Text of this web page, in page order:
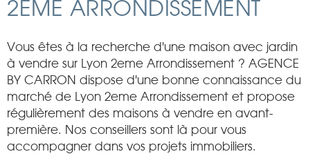
2EME ARRONDISSEMENT
Vous êtes à la recherche d'une maison avec jardin
à vendre sur Lyon 2eme Arrondissement ? AGENCE
BY CARRON dispose d'une bonne connaissance du
marché de Lyon 2eme Arrondissement et propose
régulièrement des maisons à vendre en avant-
première. Nos conseillers sont là pour vous
accompagner dans vos projets immobiliers.